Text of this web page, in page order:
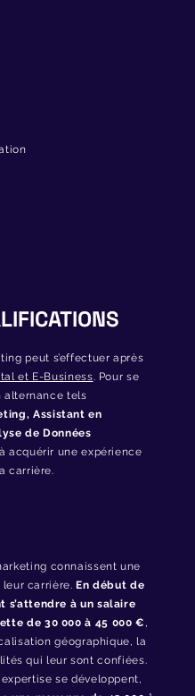
peut s’effectuer après
et E-Business. Pour se
alternance tels
, Assistant en
de Données
acquérir une expérience
carrière.
connaissent une
carrière. En début de
s’attendre à un salaire
de 30 000 à 45 000 € ,
géographique, la
qui leur sont confiées.
se développent,